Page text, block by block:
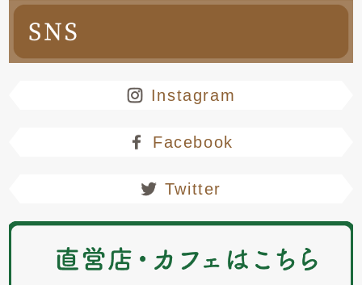
Instagram
Facebook
Twitter